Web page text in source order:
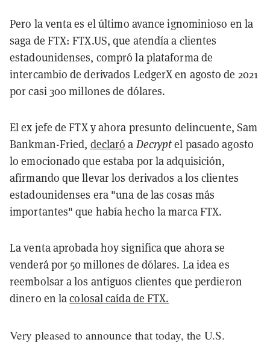
Pero la venta es el último avance ignominioso en la
saga de FTX: FTX.US, que atendía a clientes
estadounidenses, compró la plataforma de
intercambio de derivados LedgerX en agosto de 2021
por casi 300 millones de dólares.
El ex jefe de FTX y ahora presunto delincuente, Sam
Bankman-Fried, declaró a Decryptel pasado agosto
lo emocionado que estaba por la adquisición,
afirmando que llevar los derivados a los clientes
estadounidenses era "una de las cosas más
importantes" que había hecho la marca FTX.
La venta aprobada hoy significa que ahora se
venderá por 50 millones de dólares. La idea es
reembolsar a los antiguos clientes que perdieron
dinero en lacolosal caída de FTX.
Very pleased to announce that today, the U.S.